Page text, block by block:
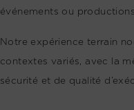
événements ou
Notre expérience terrain
contextes variés, avec la
sécurité et de qualité